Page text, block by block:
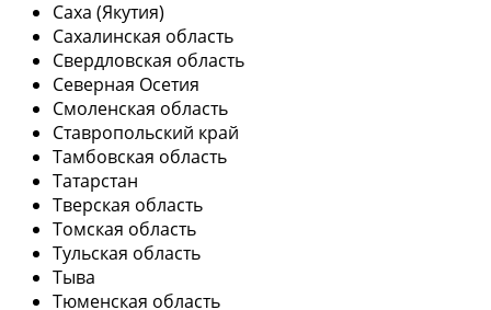
Саха (Якутия)
Сахалинская область
Свердловская область
Северная Осетия
Смоленская область
Ставропольский край
Тамбовская область
Татарстан
Тверская область
Томская область
Тульская область
Тыва
Тюменская область